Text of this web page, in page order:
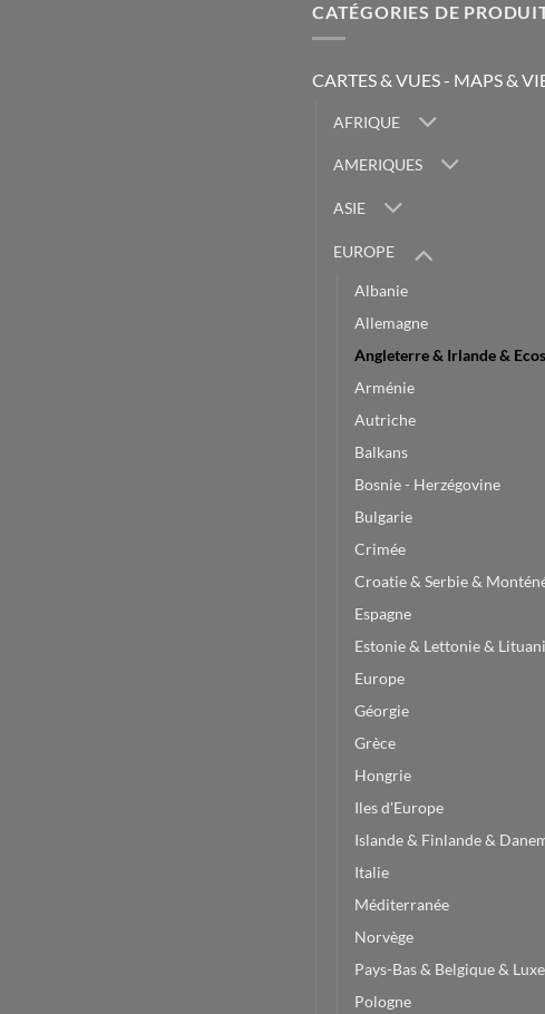
CATÉGORIES DE
CARTES & VUES - MAPS &
AFRIQUE
AMERIQUES
ASIE
EUROPE
Albanie
Allemagne
Angleterre & Irlande &
Arménie
Autriche
Balkans
Bosnie - Herzégovine
Bulgarie
Crimée
Croatie & Serbie &
Espagne
Estonie & Lettonie &
Europe
Géorgie
Grèce
Hongrie
Iles d'Europe
Islande & Finlande &
Italie
Méditerranée
Norvège
Pays-Bas & Belgique &
Pologne